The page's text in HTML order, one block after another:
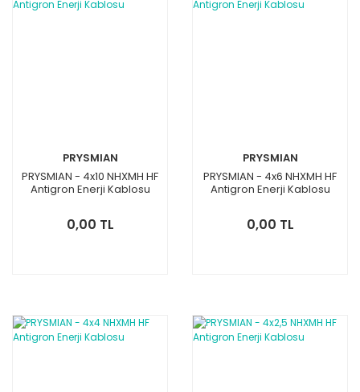
PRYSMIAN
PRYSMIAN - 4x10 NHXMH HF
Antigron Enerji Kablosu
0,00 TL
PRYSMIAN
PRYSMIAN - 4x6 NHXMH HF
Antigron Enerji Kablosu
0,00 TL